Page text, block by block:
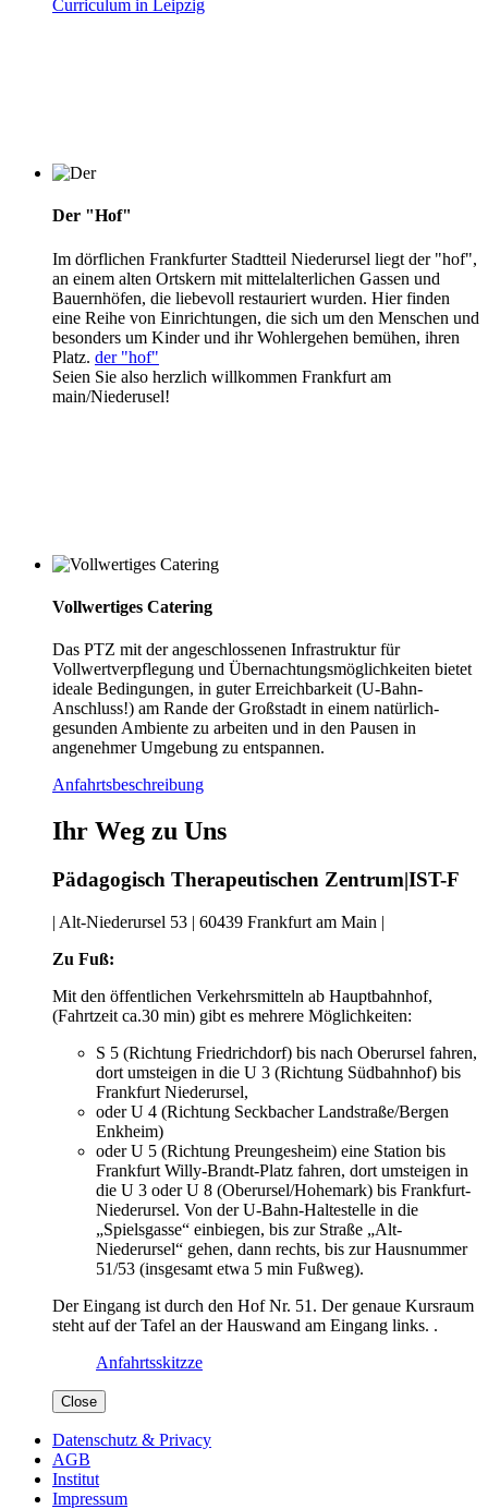
Curriculum in Leipzig
Der "Hof"
Im dörflichen Frankfurter Stadtteil Niederursel liegt der "hof",
an einem alten Ortskern mit mittelalterlichen Gassen und
Bauernhöfen, die liebevoll restauriert wurden. Hier finden
eine Reihe von Einrichtungen, die sich um den Menschen und
besonders um Kinder und ihr Wohlergehen bemühen, ihren
Platz. der "hof"
Seien Sie also herzlich willkommen Frankfurt am
main/Niederusel!
Vollwertiges Catering
Das PTZ mit der angeschlossenen Infrastruktur für
Vollwertverpflegung und Übernachtungsmöglichkeiten bietet
ideale Bedingungen, in guter Erreichbarkeit (U-Bahn-
Anschluss!) am Rande der Großstadt in einem natürlich-
gesunden Ambiente zu arbeiten und in den Pausen in
angenehmer Umgebung zu entspannen.
Anfahrtsbeschreibung
Ihr Weg zu Uns
Pädagogisch Therapeutischen Zentrum|IST-F
| Alt-Niederursel 53 | 60439 Frankfurt am Main |
Zu Fuß:
Mit den öffentlichen Verkehrsmitteln ab Hauptbahnhof,
(Fahrtzeit ca.30 min) gibt es mehrere Möglichkeiten:
S 5 (Richtung Friedrichdorf) bis nach Oberursel fahren,
dort umsteigen in die U 3 (Richtung Südbahnhof) bis
Frankfurt Niederursel,
oder U 4 (Richtung Seckbacher Landstraße/Bergen
Enkheim)
oder U 5 (Richtung Preungesheim) eine Station bis
Frankfurt Willy-Brandt-Platz fahren, dort umsteigen in
die U 3 oder U 8 (Oberursel/Hohemark) bis Frankfurt-
Niederursel. Von der U-Bahn-Haltestelle in die
„Spielsgasse“ einbiegen, bis zur Straße „Alt-
Niederursel“ gehen, dann rechts, bis zur Hausnummer
51/53 (insgesamt etwa 5 min Fußweg).
Der Eingang ist durch den Hof Nr. 51. Der genaue Kursraum
steht auf der Tafel an der Hauswand am Eingang links. .
Anfahrtsskitzze
Close
Datenschutz & Privacy
AGB
Institut
Impressum